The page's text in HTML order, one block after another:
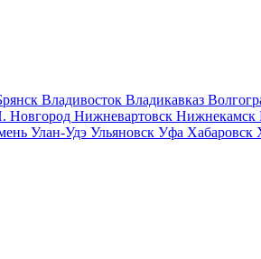
Владивосток Владикавказ
Новгород Нижневартовск Нижнекамск
Улан-Удэ Ульяновск Уфа Хабаровск